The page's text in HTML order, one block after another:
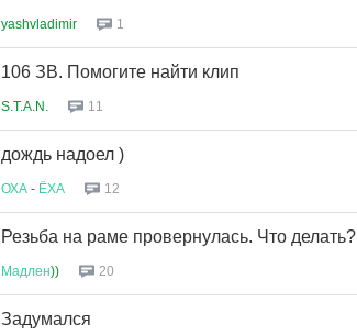
yashvladimir 1
106 ЗВ. Помогите найти клип
S.T.A.N. 11
дождь надоел )
ОХА - ЁХА 12
Резьба на раме провернулась. Что делать?
Мадлен)) 20
Задумался